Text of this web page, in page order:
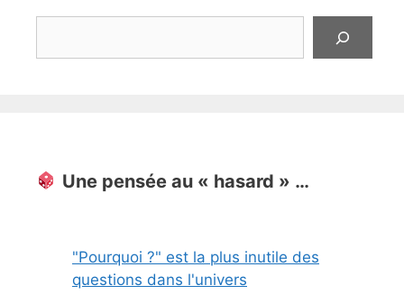
Une pensée au « hasard » …
"Pourquoi ?" est la plus inutile des
questions dans l'univers